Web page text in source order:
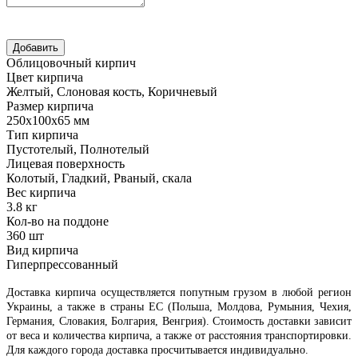
Облицовочный кирпич
Цвет кирпича
Желтый, Слоновая кость, Коричневый
Размер кирпича
250х100х65 мм
Тип кирпича
Пустотелый, Полнотелый
Лицевая поверхность
Колотый, Гладкий, Рваный, скала
Вес кирпича
3.8 кг
Кол-во на поддоне
360 шт
Вид кирпича
Гиперпрессованный
Доставка кирпича осуществляется попутным грузом в любой регион
Украины, а также в страны ЕС (Польша, Молдова, Румыния, Чехия,
Германия, Словакия, Болгария, Венгрия). Стоимость доставки зависит
от веса и количества кирпича, а также от расстояния транспортировки.
Для каждого города доставка просчитывается индивидуально.